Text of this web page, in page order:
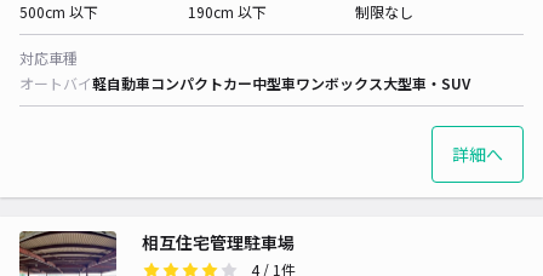
500cm 以下
190cm 以下
制限なし
対応車種
オートバイ軽自動車コンパクトカー中型車ワンボックス大型車・SUV
詳細へ
相互住宅管理駐車場
4/ 1件